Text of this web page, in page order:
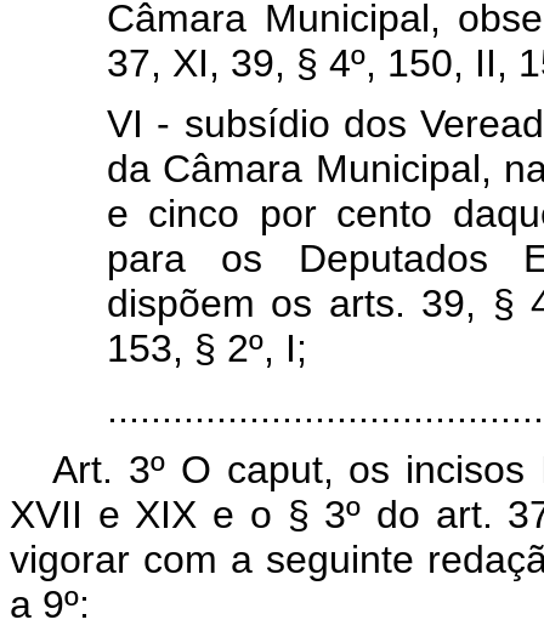
Câmara Municipal,
37, XI, 39, § 4º, 150, II,
VI - subsídio dos
da Câmara Municipal,
e cinco por cento
para os Deputados
dispõem os arts. 39, §
153, § 2º, I;
Art. 3º O caput, os
XVII e XIX e o § 3º do art.
vigorar com a seguinte
a 9º: